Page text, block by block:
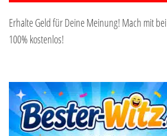
Erhalte Geld für Deine Meinung! Mach mit bei
100% kostenlos!